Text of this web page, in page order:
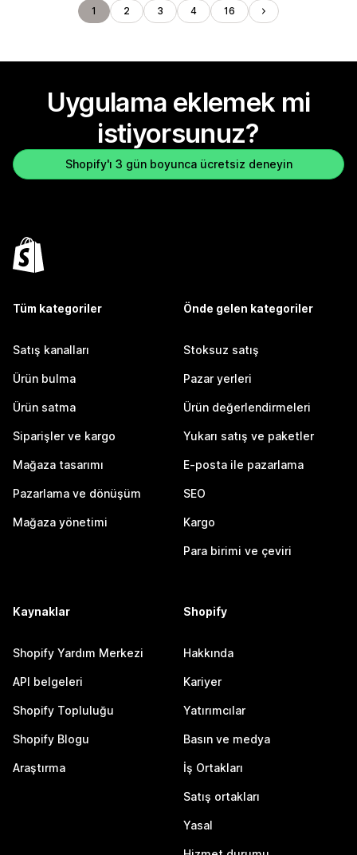
1 2 3 4 16
Uygulama eklemek mi
istiyorsunuz?
Shopify'ı 3 gün boyunca ücretsiz deneyin
Tüm kategoriler
Satış kanalları
Ürün bulma
Ürün satma
Siparişler ve kargo
Mağaza tasarımı
Pazarlama ve dönüşüm
Mağaza yönetimi
Önde gelen kategoriler
Stoksuz satış
Pazar yerleri
Ürün değerlendirmeleri
Yukarı satış ve paketler
E-posta ile pazarlama
SEO
Kargo
Para birimi ve çeviri
Kaynaklar
Shopify Yardım Merkezi
API belgeleri
Shopify Topluluğu
Shopify Blogu
Araştırma
Shopify
Hakkında
Kariyer
Yatırımcılar
Basın ve medya
İş Ortakları
Satış ortakları
Yasal